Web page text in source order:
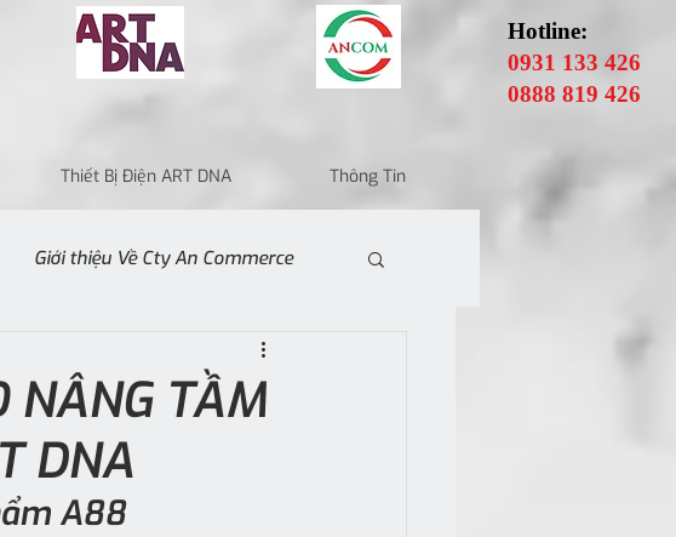
Thiết Bị Điện ART DNA Thông Tin
Hotline:
0931 133 426
0888 819 426
Giới thiệu Về Cty An Commerce
NÂNG TẦM
DNA
A88